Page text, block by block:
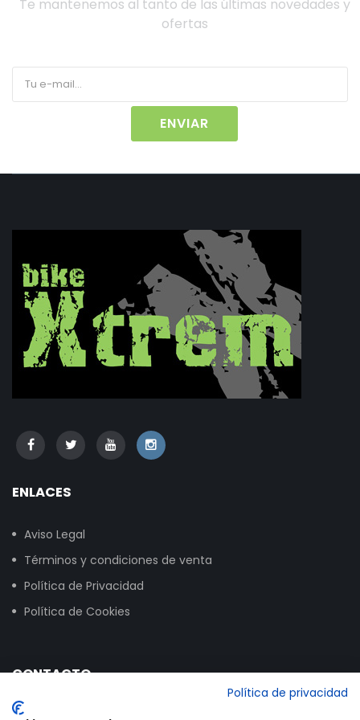
Te mantenemos al tanto de las últimas novedades y
ofertas
ENVIAR
ENLACES
Aviso Legal
Términos y condiciones de venta
Política de Privacidad
Política de Cookies
CONTACTO
Calle Vitoria, 258, NAVE 16, 09007 Burgos
Política de privacidad